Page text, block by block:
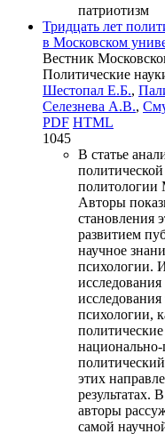
патриотизм
Тридцать лет
в Московском
Вестник
Политические
Шестопал Е.Б.,
Селезнева А.В.,
PDF HTML
1045
В статье
Авторы
становления
развитием
научное
психологии.
психологии,
национально-
этих
результатах.
авторы
самой